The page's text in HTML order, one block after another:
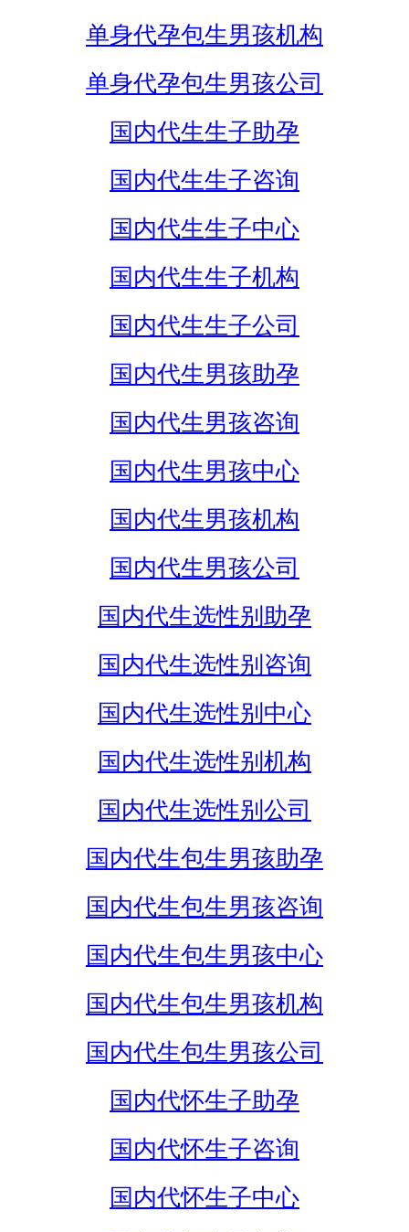
单身代孕包生男孩机构
单身代孕包生男孩公司
国内代生生子助孕
国内代生生子咨询
国内代生生子中心
国内代生生子机构
国内代生生子公司
国内代生男孩助孕
国内代生男孩咨询
国内代生男孩中心
国内代生男孩机构
国内代生男孩公司
国内代生选性别助孕
国内代生选性别咨询
国内代生选性别中心
国内代生选性别机构
国内代生选性别公司
国内代生包生男孩助孕
国内代生包生男孩咨询
国内代生包生男孩中心
国内代生包生男孩机构
国内代生包生男孩公司
国内代怀生子助孕
国内代怀生子咨询
国内代怀生子中心